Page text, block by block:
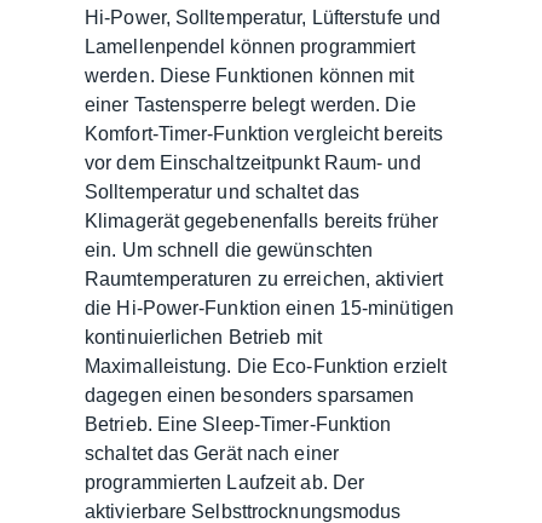
Hi-Power, Solltemperatur, Lüfterstufe und
Lamellenpendel können programmiert
werden. Diese Funktionen können mit
einer Tastensperre belegt werden. Die
Komfort-Timer-Funktion vergleicht bereits
vor dem Einschaltzeitpunkt Raum- und
Solltemperatur und schaltet das
Klimagerät gegebenenfalls bereits früher
ein. Um schnell die gewünschten
Raumtemperaturen zu erreichen, aktiviert
die Hi-Power-Funktion einen 15-minütigen
kontinuierlichen Betrieb mit
Maximalleistung. Die Eco-Funktion erzielt
dagegen einen besonders sparsamen
Betrieb. Eine Sleep-Timer-Funktion
schaltet das Gerät nach einer
programmierten Laufzeit ab. Der
aktivierbare Selbsttrocknungsmodus